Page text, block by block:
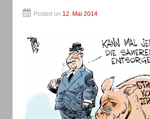
Posted on 12. Mai 2014